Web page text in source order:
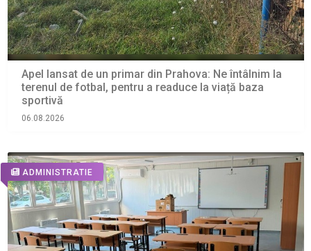
Apel lansat de un primar din Prahova: Ne întâlnim la
terenul de fotbal, pentru a readuce la viață baza
sportivă
06.08.2026
ADMINISTRATIE